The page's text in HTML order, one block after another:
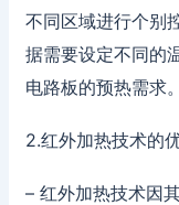
不同区域进行个别
据需要设定不同的
电路板的预热需求。
2.红外加热技术的
– 红外加热技术因